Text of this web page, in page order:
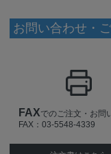
お問い合わせ・
FAXでのご注文・お問
FAX：03-5548-4339